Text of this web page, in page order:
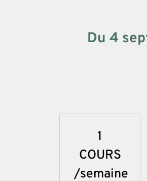
Du 4
1
COURS
/semaine